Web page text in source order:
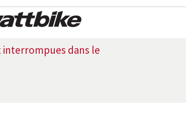
interrompues dans le